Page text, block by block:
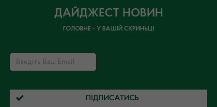
ДАЙДЖЕСТ НОВИН
ГОЛОВНЕ – У ВАШІЙ СКРИНЬЦІ
ПІДПИСАТИСЬ